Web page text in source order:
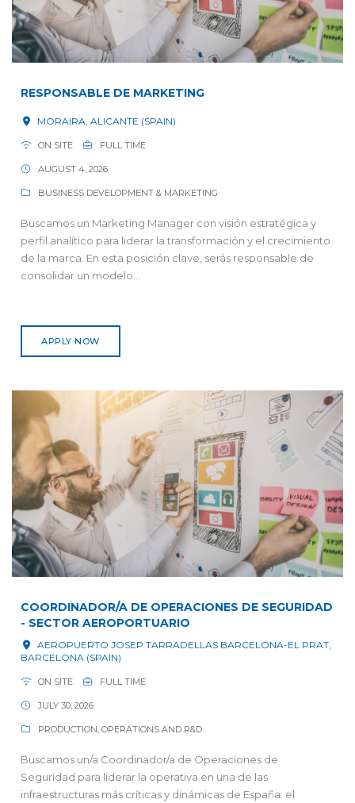
RESPONSABLE DE MARKETING
MORAIRA, ALICANTE (SPAIN)
ON SITE FULL TIME
AUGUST 4, 2026
BUSINESS DEVELOPMENT & MARKETING
Buscamos un Marketing Manager con visión estratégica y
perfil analítico para liderar la transformación y el crecimiento
de la marca. En esta posición clave, serás responsable de
consolidar un modelo...
APPLY NOW
COORDINADOR/A DE OPERACIONES DE SEGURIDAD
- SECTOR AEROPORTUARIO
AEROPUERTO JOSEP TARRADELLAS BARCELONA-EL PRAT,
BARCELONA (SPAIN)
ON SITE FULL TIME
JULY 30, 2026
PRODUCTION, OPERATIONS AND R&D
Buscamos un/a Coordinador/a de Operaciones de
Seguridad para liderar la operativa en una de las
infraestructuras más críticas y dinámicas de España: el